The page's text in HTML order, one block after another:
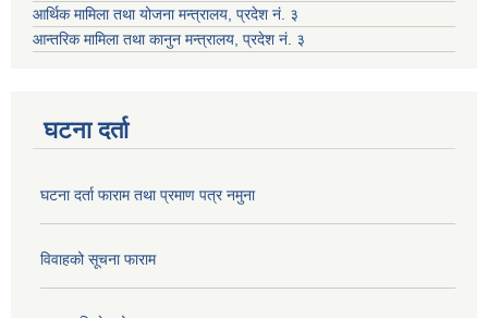
आर्थिक मामिला तथा योजना मन्त्रालय, प्रदेश नं. ३
आन्तरिक मामिला तथा कानुन मन्त्रालय, प्रदेश नं. ३
घटना दर्ता
घटना दर्ता फाराम तथा प्रमाण पत्र नमुना
विवाहको सूचना फाराम